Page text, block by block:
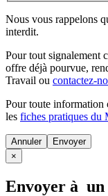
Nous vous rappelons
interdit.
Pour tout signalement
offre déjà pourvue,
Travail ou contactez-
Pour toute information
les fiches pratiques du
Annuler
×
Envoyer à un